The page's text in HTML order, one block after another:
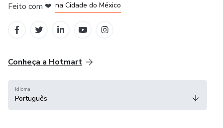
Feito com ❤ na Cidade do México
Conheça a Hotmart
Idioma
Português